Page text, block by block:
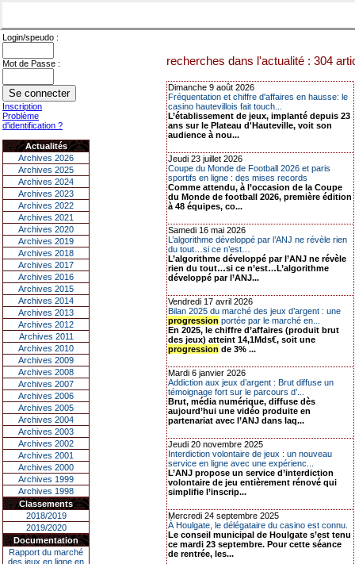
Login/speudo :
Mot de Passe :
Inscription
Problème
d'identification ?
Actualités
Archives 2026
Archives 2025
Archives 2024
Archives 2023
Archives 2022
Archives 2021
Archives 2020
Archives 2019
Archives 2018
Archives 2017
Archives 2016
Archives 2015
Archives 2014
Archives 2013
Archives 2012
Archives 2011
Archives 2010
Archives 2009
Archives 2008
Archives 2007
Archives 2006
Archives 2005
Archives 2004
Archives 2003
Archives 2002
Archives 2001
Archives 2000
Archives 1999
Archives 1998
Classements
2018/2019
2019/2020
Documentation
Rapport du marché
des jeux en ligne en
recherches dans l'actualité : 304
Dimanche 9 août 2026
Fréquentation et chiffre d'affaires en hausse: le
casino hautevillois fait touch...
L’établissement de jeux, implanté depuis 23
ans sur le Plateau d'Hauteville, voit son
audience à nou...
Jeudi 23 juillet 2026
Coupe du Monde de Football 2026 et paris
sportifs en ligne : des mises records
Comme attendu, à l’occasion de la Coupe
du Monde de football 2026, première édition
à 48 équipes, co...
Samedi 16 mai 2026
L’algorithme développé par l’ANJ ne révèle rien
du tout…si ce n’est…
L’algorithme développé par l’ANJ ne révèle
rien du tout…si ce n’est…L’algorithme
développé par l’ANJ...
Vendredi 17 avril 2026
Bilan 2025 du marché des jeux d’argent : une
progression portée par le marché en...
En 2025, le chiffre d’affaires (produit brut
des jeux) atteint 14,1Mds€, soit une
progression de 3% ...
Mardi 6 janvier 2026
Addiction aux jeux d’argent : Brut diffuse un
témoignage fort sur le parcours d’...
Brut, média numérique, diffuse dès
aujourd’hui une vidéo produite en
partenariat avec l’ANJ dans laq...
Jeudi 20 novembre 2025
Interdiction volontaire de jeux : un nouveau
service en ligne avec une expérienc...
L’ANJ propose un service d’interdiction
volontaire de jeu entièrement rénové qui
simplifie l’inscrip...
Mercredi 24 septembre 2025
À Houlgate, le délégataire du casino est connu.
Le conseil municipal de Houlgate s’est tenu
ce mardi 23 septembre. Pour cette séance
de rentrée, les...